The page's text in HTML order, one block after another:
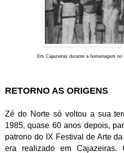
Em Cajazeiras durante a homenagem no
RETORNO AS ORIGENS
Zé do Norte só voltou a sua
1985, quase 60 anos depois,
patrono do IX Festival de Arte
era realizado em Cajazeiras.